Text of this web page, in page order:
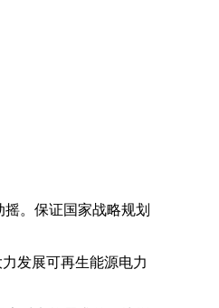
。保证国家战略规划
发展可再生能源电力